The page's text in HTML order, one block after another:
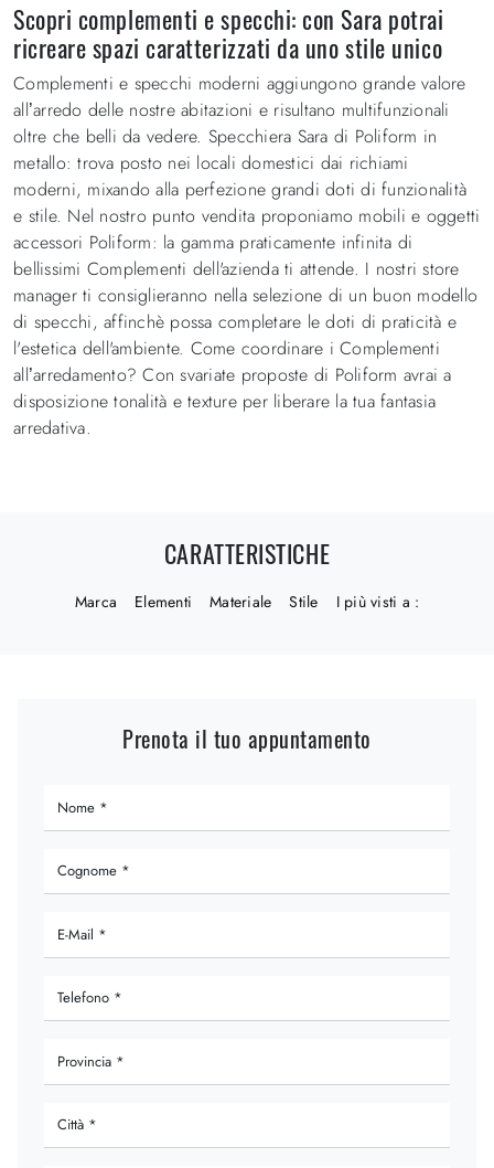
Scopri complementi e specchi: con Sara potrai
ricreare spazi caratterizzati da uno stile unico
Complementi e specchi moderni aggiungono grande valore
all’arredo delle nostre abitazioni e risultano multifunzionali
oltre che belli da vedere. Specchiera Sara di Poliform in
metallo: trova posto nei locali domestici dai richiami
moderni, mixando alla perfezione grandi doti di funzionalità
e stile. Nel nostro punto vendita proponiamo mobili e oggetti
accessori Poliform: la gamma praticamente infinita di
bellissimi Complementi dell'azienda ti attende. I nostri store
manager ti consiglieranno nella selezione di un buon modello
di specchi, affinchè possa completare le doti di praticità e
l'estetica dell'ambiente. Come coordinare i Complementi
all’arredamento? Con svariate proposte di Poliform avrai a
disposizione tonalità e texture per liberare la tua fantasia
arredativa.
CARATTERISTICHE
Marca Elementi Materiale Stile I più visti a :
Prenota il tuo appuntamento